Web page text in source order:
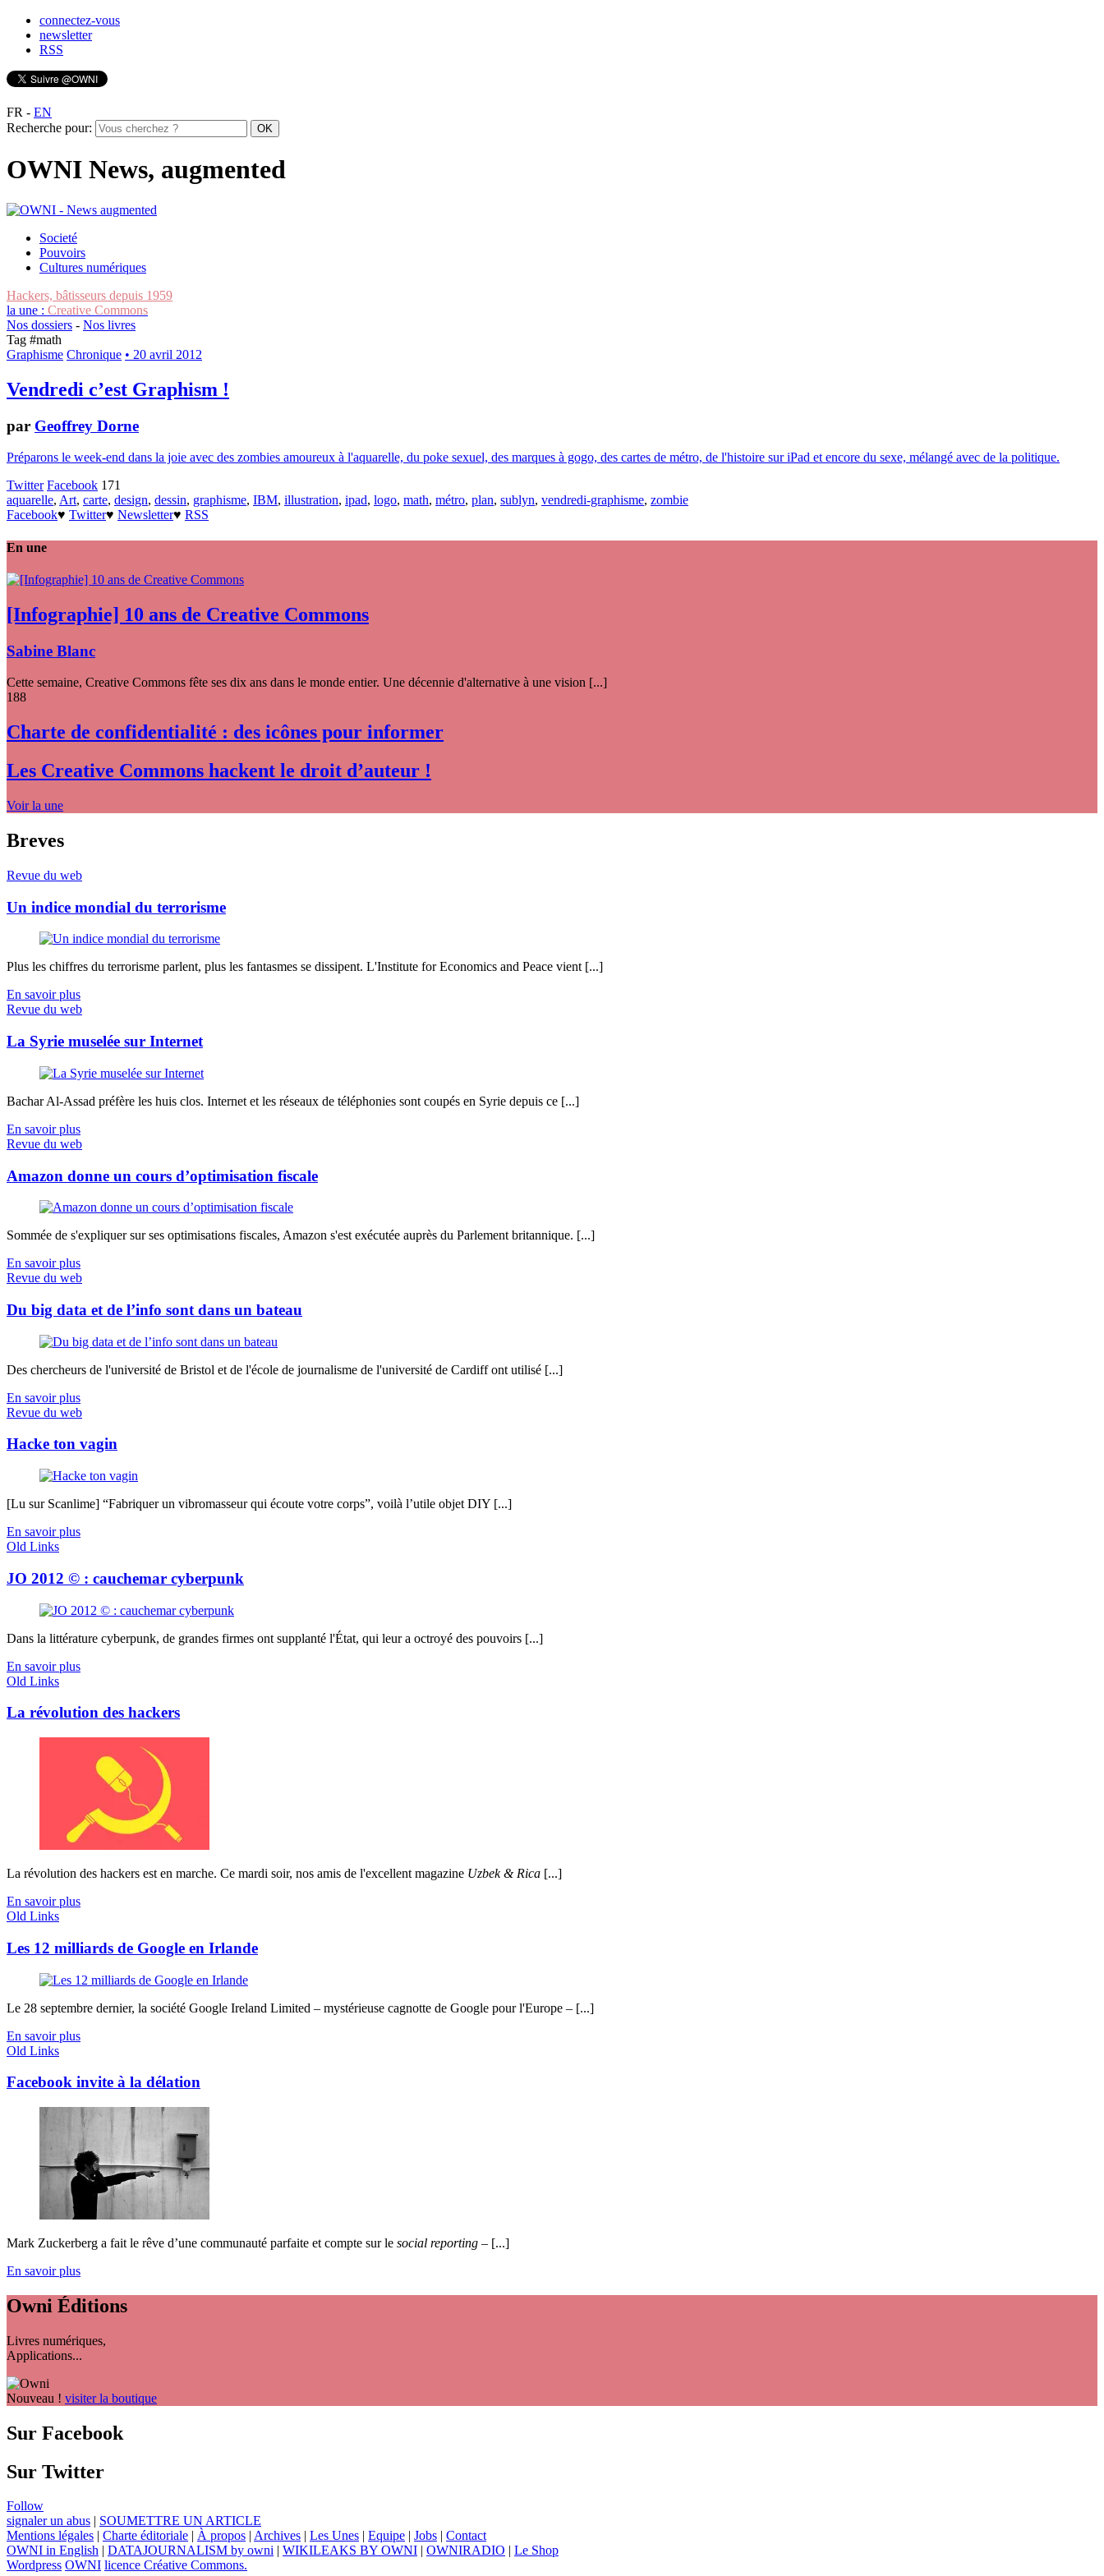
connectez-vous
newsletter
RSS
FR - EN
Recherche pour:
OWNI News, augmented
Societé
Pouvoirs
Cultures numériques
Hackers, bâtisseurs depuis 1959
la une : Creative Commons
Nos dossiers - Nos livres
Tag #math
Graphisme Chronique • 20 avril 2012
Vendredi c’est Graphism !
par Geoffrey Dorne
Préparons le week-end dans la joie avec des zombies amoureux à l'aquarelle, du poke sexuel, des marques à gogo, des cartes de métro, de l'histoire sur iPad et encore du sexe, mélangé avec de la politique.
Twitter Facebook 171
aquarelle, Art, carte, design, dessin, graphisme, IBM, illustration, ipad, logo, math, métro, plan, sublyn, vendredi-graphisme, zombie
Facebook♥ Twitter♥ Newsletter♥ RSS
En une
[Infographie] 10 ans de Creative Commons
Sabine Blanc
Cette semaine, Creative Commons fête ses dix ans dans le monde entier. Une décennie d'alternative à une vision [...]
188
Charte de confidentialité : des icônes pour informer
Les Creative Commons hackent le droit d’auteur !
Voir la une
Breves
Revue du web
Un indice mondial du terrorisme
Plus les chiffres du terrorisme parlent, plus les fantasmes se dissipent. L'Institute for Economics and Peace vient [...]
En savoir plus
Revue du web
La Syrie muselée sur Internet
Bachar Al-Assad préfère les huis clos. Internet et les réseaux de téléphonies sont coupés en Syrie depuis ce [...]
En savoir plus
Revue du web
Amazon donne un cours d’optimisation fiscale
Sommée de s'expliquer sur ses optimisations fiscales, Amazon s'est exécutée auprès du Parlement britannique. [...]
En savoir plus
Revue du web
Du big data et de l’info sont dans un bateau
Des chercheurs de l'université de Bristol et de l'école de journalisme de l'université de Cardiff ont utilisé [...]
En savoir plus
Revue du web
Hacke ton vagin
[Lu sur Scanlime] “Fabriquer un vibromasseur qui écoute votre corps”, voilà l’utile objet DIY [...]
En savoir plus
Old Links
JO 2012 © : cauchemar cyberpunk
Dans la littérature cyberpunk, de grandes firmes ont supplanté l'État, qui leur a octroyé des pouvoirs [...]
En savoir plus
Old Links
La révolution des hackers
La révolution des hackers est en marche. Ce mardi soir, nos amis de l'excellent magazine Uzbek & Rica [...]
En savoir plus
Old Links
Les 12 milliards de Google en Irlande
Le 28 septembre dernier, la société Google Ireland Limited – mystérieuse cagnotte de Google pour l'Europe – [...]
En savoir plus
Old Links
Facebook invite à la délation
Mark Zuckerberg a fait le rêve d’une communauté parfaite et compte sur le social reporting – [...]
En savoir plus
Owni Éditions
Livres numériques,
Applications...
Nouveau ! visiter la boutique
Sur Facebook
Sur Twitter
Follow
signaler un abus
SOUMETTRE UN ARTICLE
Mentions légales
Charte éditoriale À propos Archives Les Unes Equipe Jobs
Contact
OWNI in English
DATAJOURNALISM by owni WIKILEAKS BY OWNI OWNIRADIO
Le Shop
Wordpress OWNI licence Créative Commons.